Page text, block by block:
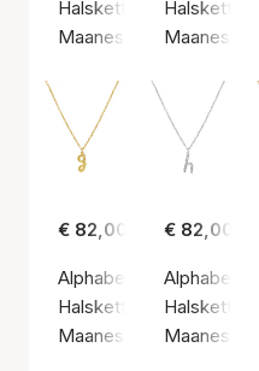
Halsketting, Zilvere
Maanesten
Maanesten
€ 82,00
Alphabet Necklace G
Halsketting, Gouden
Maanesten
€ 82,00
Alphabet
Maanesten